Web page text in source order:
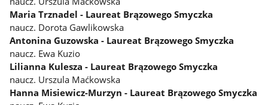
Maria Trznadel - Laureat Brązowego Smyczka
naucz. Dorota Gawlikowska
Antonina Guzowska - Laureat Brązowego Smyczka
naucz. Ewa Kuzio
Lilianna Kulesza - Laureat Brązowego Smyczka
naucz. Urszula Maćkowska
Hanna Misiewicz-Murzyn - Laureat Brązowego Smyczka